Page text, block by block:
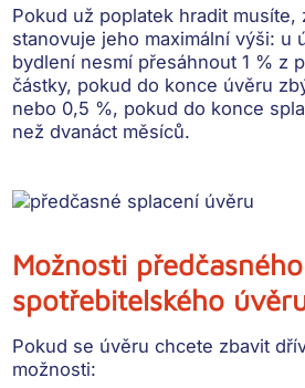
Pokud už poplatek hradit musíte,
stanovuje jeho maximální výši: u
bydlení nesmí přesáhnout 1 % z
částky, pokud do konce úvěru
nebo 0,5 %, pokud do konce
než dvanáct měsíců.
Možnosti
spotřebitelského
Pokud se úvěru chcete zbavit
možnosti: